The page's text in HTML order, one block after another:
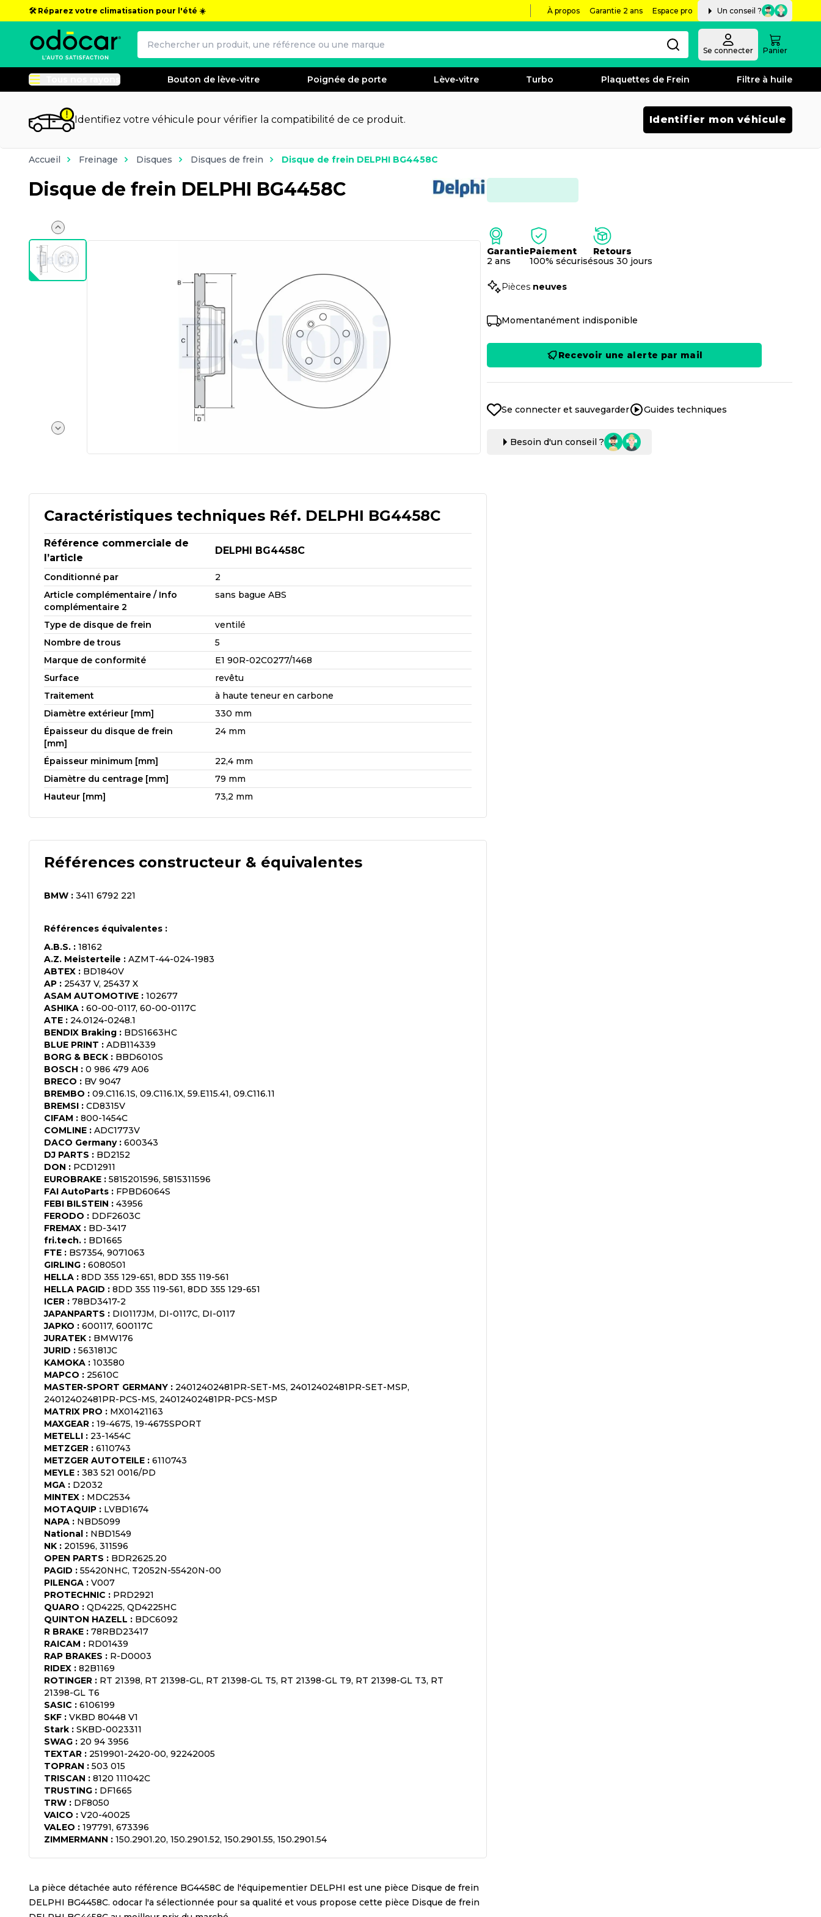
🛠️ Réparez votre climatisation pour l'été ☀️ À propos Garantie 2 ans Espace pro Un conseil ?
Se connecter Panier
Tous nos rayons Bouton de lève-vitre Poignée de porte Lève-vitre Turbo Plaquettes de Frein Filtre à huile
Identifiez votre véhicule pour vérifier la compatibilité de ce produit. Identifier mon véhicule
Accueil Freinage Disques Disques de frein Disque de frein DELPHI BG4458C
Disque de frein DELPHI BG4458C
Caractéristiques techniques Réf. DELPHI BG4458C
Référence commerciale de
l’article
DELPHI BG4458C
Conditionné par
2
Article complémentaire / Info
complémentaire 2
sans bague ABS
Type de disque de frein
ventilé
Nombre de trous
5
Marque de conformité
E1 90R-02C0277/1468
Surface
revêtu
Traitement
à haute teneur en carbone
Diamètre extérieur [mm]
330 mm
Épaisseur du disque de frein
[mm]
24 mm
Épaisseur minimum [mm]
22,4 mm
Diamètre du centrage [mm]
79 mm
Hauteur [mm]
73,2 mm
Références constructeur & équivalentes
BMW : 3411 6792 221
Références équivalentes :
A.B.S. : 18162
A.Z. Meisterteile : AZMT-44-024-1983
ABTEX : BD1840V
AP : 25437 V, 25437 X
ASAM AUTOMOTIVE : 102677
ASHIKA : 60-00-0117, 60-00-0117C
ATE : 24.0124-0248.1
BENDIX Braking : BDS1663HC
BLUE PRINT : ADB114339
BORG & BECK : BBD6010S
BOSCH : 0 986 479 A06
BRECO : BV 9047
BREMBO : 09.C116.1S, 09.C116.1X, 59.E115.41, 09.C116.11
BREMSI : CD8315V
CIFAM : 800-1454C
COMLINE : ADC1773V
DACO Germany: 600343
DJ PARTS : BD2152
DON : PCD12911
EUROBRAKE : 5815201596, 5815311596
FAI AutoParts : FPBD6064S
FEBI BILSTEIN : 43956
FERODO : DDF2603C
FREMAX : BD-3417
fri.tech. : BD1665
FTE : BS7354, 9071063
GIRLING : 6080501
HELLA : 8DD 355 129-651, 8DD 355 119-561
HELLA PAGID : 8DD 355 119-561, 8DD 355 129-651
ICER : 78BD3417-2
JAPANPARTS : DI0117JM, DI-0117C, DI-0117
JAPKO : 600117, 600117C
JURATEK : BMW176
JURID : 563181JC
KAMOKA : 103580
MAPCO : 25610C
MASTER-SPORT GERMANY : 24012402481PR-SET-MS, 24012402481PR-SET-MSP,
24012402481PR-PCS-MS, 24012402481PR-PCS-MSP
MATRIX PRO : MX01421163
MAXGEAR : 19-4675, 19-4675SPORT
METELLI : 23-1454C
METZGER : 6110743
METZGER AUTOTEILE : 6110743
MEYLE : 383 521 0016/PD
MGA : D2032
MINTEX : MDC2534
MOTAQUIP : LVBD1674
NAPA : NBD5099
National : NBD1549
NK : 201596, 311596
OPEN PARTS : BDR2625.20
PAGID : 55420NHC, T2052N-55420N-00
PILENGA : V007
PROTECHNIC : PRD2921
QUARO : QD4225, QD4225HC
QUINTON HAZELL : BDC6092
R BRAKE : 78RBD23417
RAICAM : RD01439
RAP BRAKES : R-D0003
RIDEX : 82B1169
ROTINGER : RT 21398, RT 21398-GL, RT 21398-GL T5, RT 21398-GL T9, RT 21398-GL T3, RT
21398-GL T6
SASIC : 6106199
SKF : VKBD 80448 V1
Stark : SKBD-0023311
SWAG : 20 94 3956
TEXTAR : 2519901-2420-00, 92242005
TOPRAN : 503 015
TRISCAN : 8120 111042C
TRUSTING : DF1665
TRW : DF8050
VAICO : V20-40025
VALEO : 197791, 673396
ZIMMERMANN : 150.2901.20, 150.2901.52, 150.2901.55, 150.2901.54
La pièce détachée auto référence BG4458C de l'équipementier DELPHI est une pièce Disque de frein
DELPHI BG4458C. odocar l'a sélectionnée pour sa qualité et vous propose cette pièce Disque de frein
Garantie
2 ans
Paiement
100% sécurisé
Retours
sous 30 jours
Pièces neuves
Momentanément indisponible
Recevoir une alerte par mail
Se connecter et sauvegarder Guides techniques
Besoin d'un conseil ?